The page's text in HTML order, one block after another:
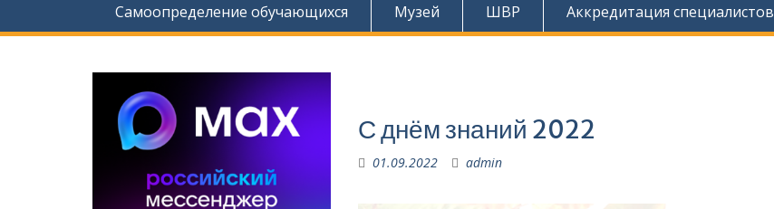
Самоопределение обучающихся
Музей ШВР Аккредитация специалистов
С днём знаний 2022
01.09.2022 admin